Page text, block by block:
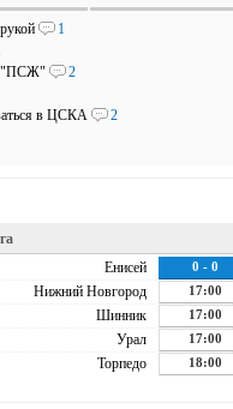
1
"ПСЖ"
2
в ЦСКА
2
Енисей 0 - 0
Нижний Новгород 17:00
Шинник 17:00
Урал 17:00
Торпедо 18:00